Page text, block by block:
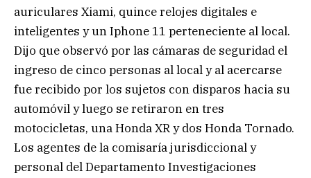
auriculares Xiami, quince relojes digitales e
inteligentes y un Iphone 11 perteneciente al local.
Dijo que observó por las cámaras de seguridad el
ingreso de cinco personas al local y al acercarse
fue recibido por los sujetos con disparos hacia su
automóvil y luego se retiraron en tres
motocicletas, una Honda XR y dos Honda Tornado.
Los agentes de la comisaría jurisdiccional y
personal del Departamento Investigaciones